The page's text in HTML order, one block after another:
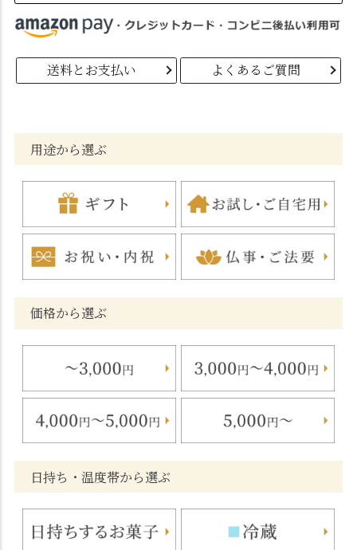
送料とお支払い よくあるご質問
用途から選ぶ
価格から選ぶ
日持ち・温度帯から選ぶ